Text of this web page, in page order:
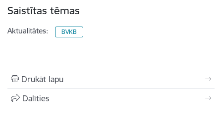
Saistītas tēmas
Aktualitātes: BVKB
Drukāt lapu
Dalīties